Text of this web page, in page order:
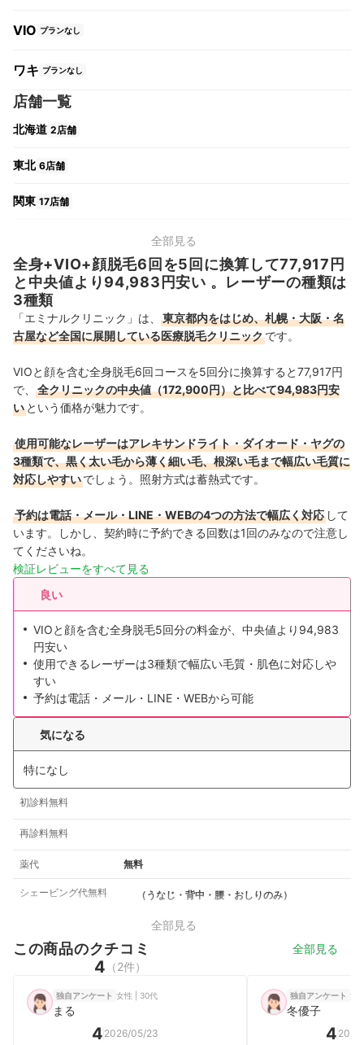
VIO プランなし
ワキ プランなし
店舗一覧
北海道 2店舗
東北 6店舗
関東 17店舗
関西 9店舗
中国・四国
九州・沖縄 11店舗
全部見る
全身+VIO+顔脱毛6回を5回に換算して77,917円
と中央値より94,983円安い 。レーザーの種類は
3種類
「エミナルクリニック」は、
東京都内をはじめ、札幌・大阪・名
古屋など全国に展開している医療脱毛クリニックです。
VIOと顔を含む全身脱毛6回コースを5回分に換算すると77,917円
で、
全クリニックの中央値（172,900円）と比べて94,983円安
い という価格が魅力です。
使用可能なレーザーはアレキサンドライト・ダイオード・ヤグの
3種類で、黒く太い毛から薄く細い毛、根深い毛まで幅広い毛質に
対応しやすいでしょう。照射方式は蓄熱式です。
予約は電話・メール・LINE・WEBの4つの方法で幅広く対応 して
います。しかし、契約時に予約できる回数は1回のみなので注意し
てくださいね。
検証レビューをすべて見る
良い
VIOと顔を含む全身脱毛5回分の料金が、中央値より94,983
円安い
使用できるレーザーは3種類で幅広い毛質・肌色に対応しや
すい
予約は電話・メール・LINE・WEBから可能
気になる
特になし
初診料無料
再診料無料
薬代 無料
シェービング代無料 （うなじ・背中・腰・おしりのみ）
全部見る
この商品のクチコミ 全部見る
4 （2件）
独自アンケート 女性 | 30代
まる
4 2026/05/23
独自アンケート 女
冬優子
4